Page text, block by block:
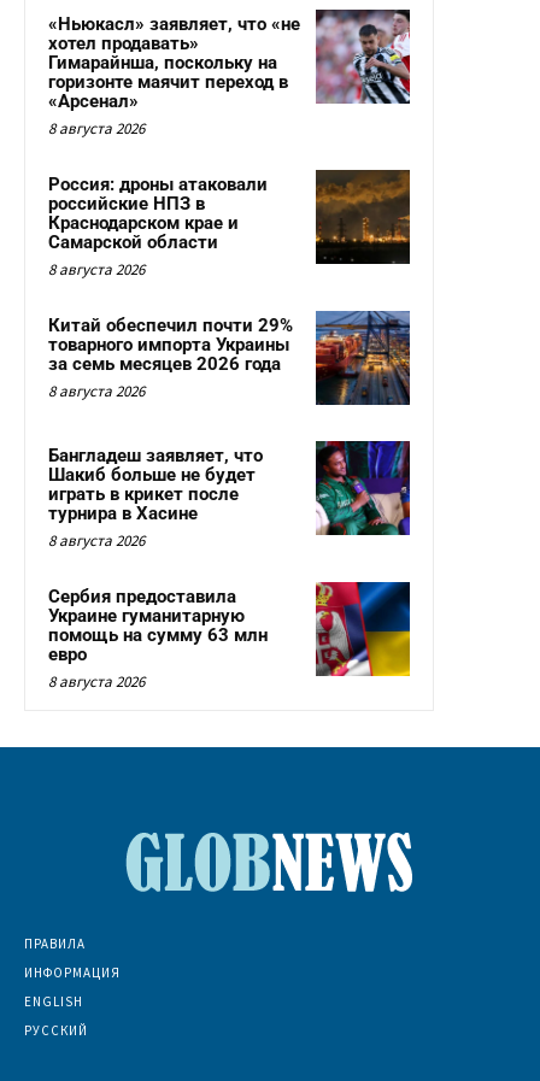
«Ньюкасл» заявляет, что «не
хотел продавать»
Гимарайнша, поскольку на
горизонте маячит переход в
«Арсенал»
8 августа 2026
Россия: дроны атаковали
российские НПЗ в
Краснодарском крае и
Самарской области
8 августа 2026
Китай обеспечил почти 29%
товарного импорта Украины
за семь месяцев 2026 года
8 августа 2026
Бангладеш заявляет, что
Шакиб больше не будет
играть в крикет после
турнира в Хасине
8 августа 2026
Сербия предоставила
Украине гуманитарную
помощь на сумму 63 млн
евро
8 августа 2026
ПРАВИЛА
ИНФОРМАЦИЯ
ENGLISH
РУССКИЙ